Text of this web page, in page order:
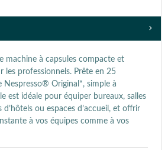
machine à capsules compacte et
les professionnels. Prête en 25
Nespresso® Original*, simple à
est idéale pour équiper bureaux, salles
ou espaces d’accueil, et offrir
à vos équipes comme à vos